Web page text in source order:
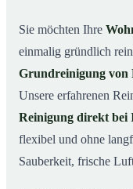
04 So läuft die
05 Wann ist eine
06Grundreinigung
Jetzt
Sie möchten Ihre
einmalig gründlich
Grundreinigung von
Unsere erfahrenen
Reinigung direkt bei
flexibel und ohne
Sauberkeit, frische